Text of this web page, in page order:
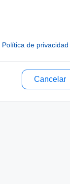
Política de privacidad
Cancelar